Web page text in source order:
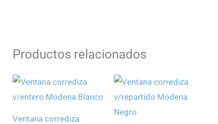
Productos relacionados
Ventana corrediza